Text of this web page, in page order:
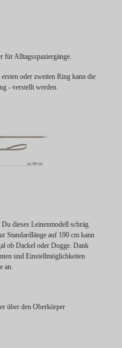
für Alltagsspaziergänge.
oder zweiten Ring kann die
- verstellt werden.
dieses Leinenmodell schräg
Standardlänge auf 190 cm kann
ob Dackel oder Dogge. Dank
und Einstellmöglichkeiten
an.
über den Oberkörper